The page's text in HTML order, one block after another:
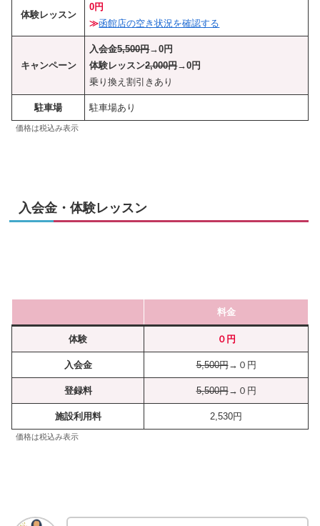
体験レッスン
0円
≫函館店の空き状況を確認する
キャンペーン
入会金5,500円→0円
体験レッスン2,000円→0円
乗り換え割引きあり
駐車場 駐車場あり
価格は税込み表示
入会金・体験レッスン
料金
体験 ０円
入会金 5,500円→０円
登録料 5,500円→０円
施設利用料 2,530円
価格は税込み表示